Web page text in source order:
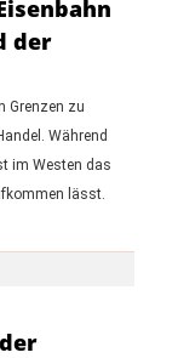
der
Grenzen zu
Während
im Westen das
lässt.